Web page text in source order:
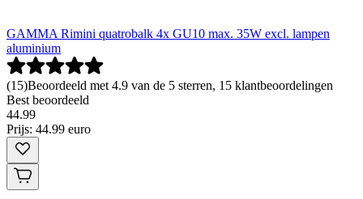
GAMMA Rimini quatrobalk 4x GU10 max. 35W excl. lampen
aluminium
(15)Beoordeeld met 4.9 van de 5 sterren, 15 klantbeoordelingen
Best beoordeeld
44.99
Prijs: 44.99 euro